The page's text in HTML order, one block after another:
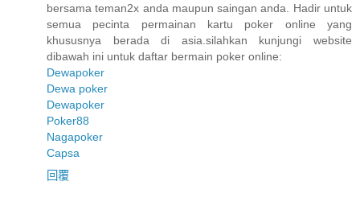
bersama teman2x anda maupun saingan anda. Hadir untuk
semua pecinta permainan kartu poker online yang
khususnya berada di asia.silahkan kunjungi website
dibawah ini untuk daftar bermain poker online:
Dewapoker
Dewa poker
Dewapoker
Poker88
Nagapoker
Capsa
回覆